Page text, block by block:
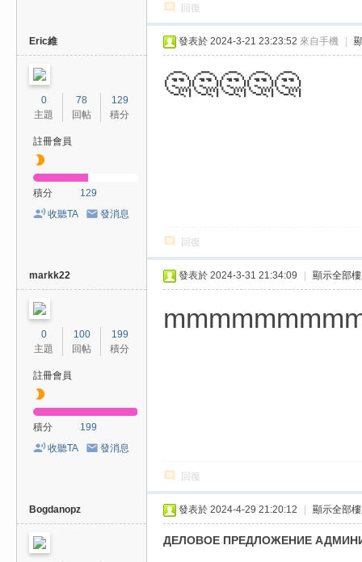
回復
Eric維
0
主題
78
回帖
129
積分
註冊會員
積分
129
收聽TA
發消息
發表於 2024-3-21 23:23:52 來自手機
🤔️🤔️🤔️🤔️🤔️
回復
markk22
0
主題
100
回帖
199
積分
註冊會員
積分
199
收聽TA
發消息
發表於 2024-3-31 21:34:09 顯示全部
回復
Bogdanopz 發表於 2024-4-29 21:20:12 顯示全部
ДЕЛОВОЕ ПРЕДЛОЖЕНИЕ